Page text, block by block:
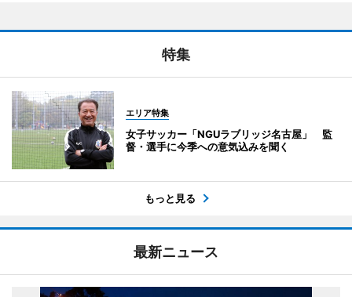
特集
エリア特集
女子サッカー「NGUラブリッジ名古屋」 監
督・選手に今季への意気込みを聞く
もっと見る
最新ニュース